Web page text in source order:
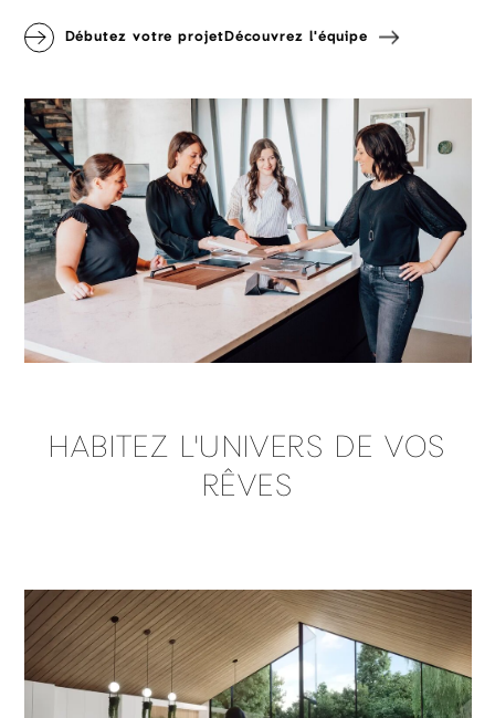
Débutez votre projet Découvrez l'équipe
HABITEZ L'UNIVERS DE VOS
RÊVES